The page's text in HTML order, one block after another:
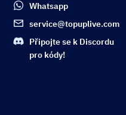
Whatsapp
service@topuplive.com
Připojte se k Discordu
pro kódy!